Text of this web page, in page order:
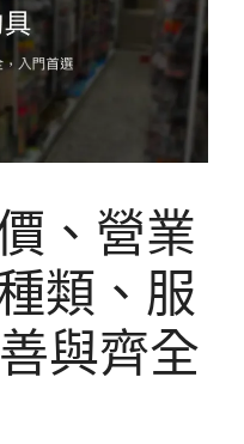
、營業
類、服
與齊全